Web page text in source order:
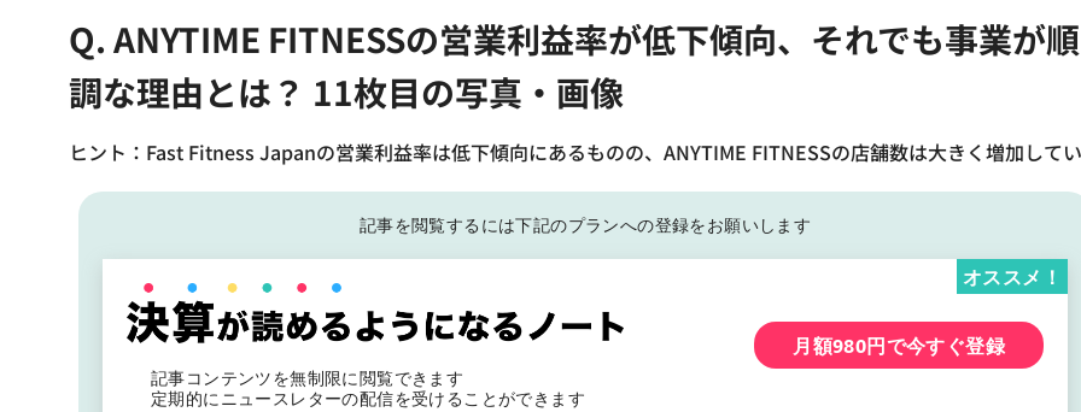
Q. ANYTIME FITNESSの営業利益率が低下傾向、それでも事業が順
調な理由とは？ 11枚目の写真・画像
ヒント：Fast Fitness Japanの営業利益率は低下傾向にあるものの、ANYTIME FITNESSの店舗数は大きく増加して
記事を閲覧するには下記のプランへの登録をお願いします
記事コンテンツを無制限に閲覧できます
定期的にニュースレターの配信を受けることができます
オススメ！
月額980円で今すぐ登録